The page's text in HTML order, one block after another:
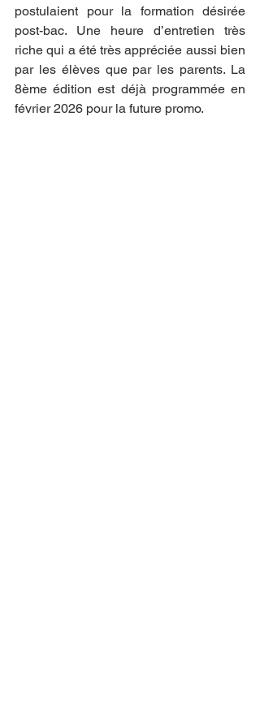
postulaient pour la formation désirée
post-bac. Une heure d’entretien très
riche qui a été très appréciée aussi bien
par les élèves que par les parents. La
8ème édition est déjà programmée en
février 2026 pour la future promo.